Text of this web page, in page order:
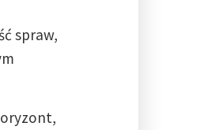
spraw,